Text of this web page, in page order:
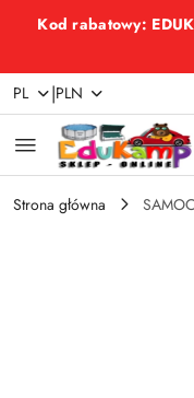
Przejdź do treści
Przejdź do
Przejdź do moje
Przejdź do menu
Przejdź do
Przejdź do stopki
Kod rabatowy:
PL |PLN
Strona główna